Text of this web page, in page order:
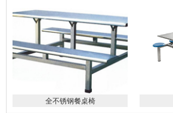
全不锈钢餐桌椅